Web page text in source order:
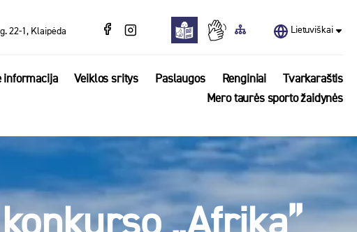
22-1, Klaipėda Lietuviškai
informacija Veiklos sritys Paslaugos Renginiai
Tvarkaraštis
Mero taurės sporto žaidynės